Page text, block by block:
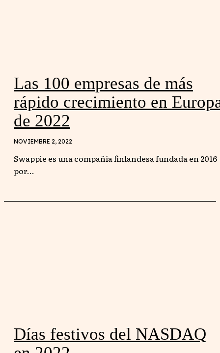
Las 100 empresas de más
rápido crecimiento en
de 2022
NOVIEMBRE 2, 2022
Swappie es una compañía finlandesa fundada en 2016
por...
Días festivos del NASDAQ